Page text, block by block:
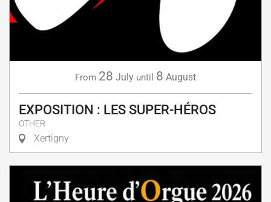
From 28 July until 8 August
EXPOSITION : LES SUPER-HÉROS
OTHER
Xertigny